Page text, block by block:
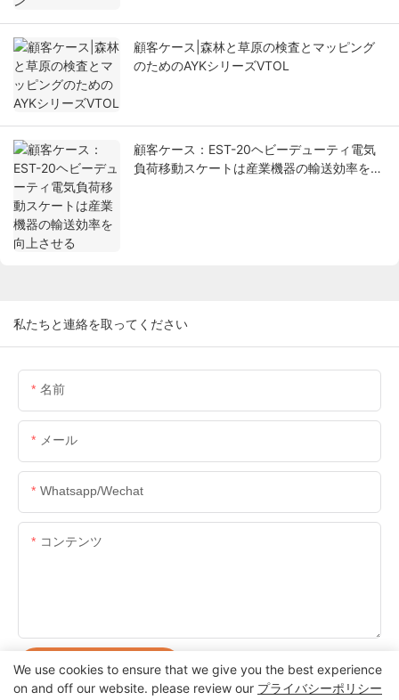
顧客ケース|森林と草原の検査とマッピング
のためのAYKシリーズVTOL
顧客ケース：EST-20ヘビーデューティ電気
負荷移動スケートは産業機器の輸送効率を向
私たちと連絡を取ってください
名前
メール
Whatsapp/wechat
コンテンツ
お問い合わせを送る
We use cookies to ensure that we give you the best experience
on and off our website. please review our プライバシーポリシー